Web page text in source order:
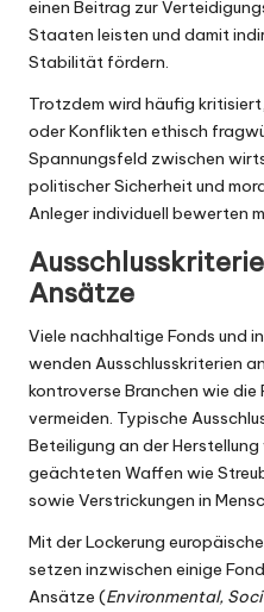
einen Beitrag zur
Staaten leisten und damit
Stabilität fördern.
Trotzdem wird häufig
oder Konflikten ethisch
Spannungsfeld zwischen
politischer Sicherheit und
Anleger individuell bewerten
Ansätze
Viele nachhaltige Fonds und
wenden Ausschlusskriterien
kontroverse Branchen wie die
vermeiden. Typische
Beteiligung an der
geächteten Waffen wie
sowie Verstrickungen in
Mit der Lockerung
setzen inzwischen einige
Ansätze (Environmental,